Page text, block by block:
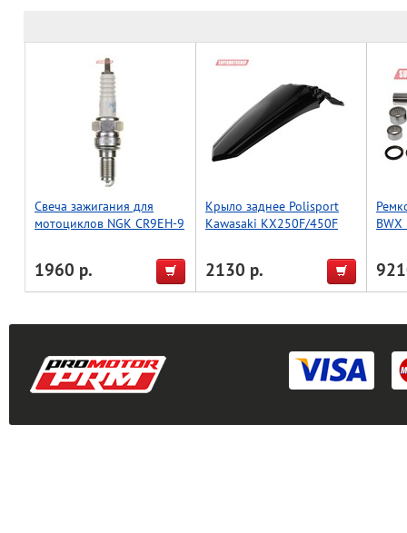
Свеча зажигания для
мотоциклов NGK CR9EH-9
1960 р.
Крыло заднее Polisport
Kawasaki KX250F/450F
2130 р.
06